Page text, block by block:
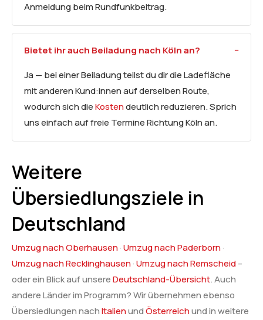
Anmeldung beim Rundfunkbeitrag.
Bietet ihr auch Beiladung nach Köln an?
Ja — bei einer Beiladung teilst du dir die Ladefläche
mit anderen Kund:innen auf derselben Route,
wodurch sich dieKostendeutlich reduzieren. Sprich
uns einfach auf freie Termine Richtung Köln an.
Weitere
Übersiedlungsziele in
Deutschland
Umzug nach Oberhausen·Umzug nach Paderborn·
Umzug nach Recklinghausen·Umzug nach Remscheid–
oder ein Blick auf unsereDeutschland-Übersicht. Auch
andere Länder im Programm? Wir übernehmen ebenso
Übersiedlungen nachItalienundÖsterreichund in weitere